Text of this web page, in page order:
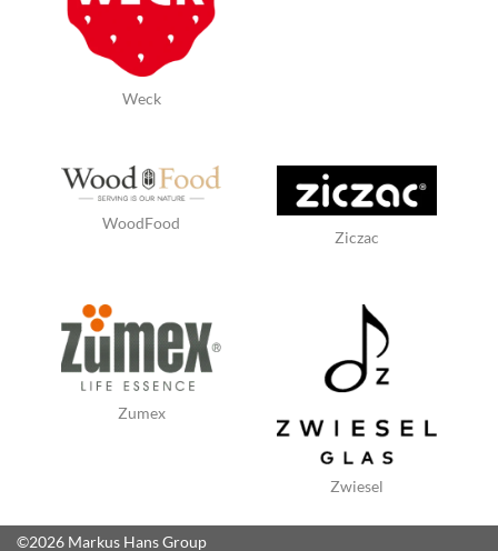
Weck
WoodFood
Ziczac
Zumex
Zwiesel
©2026 Markus Hans Group